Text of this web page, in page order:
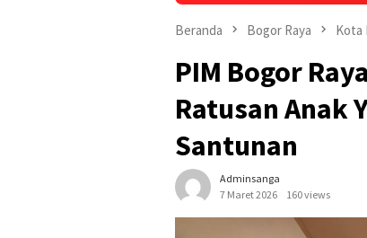
Beranda Bogor Raya Kota
PIM Bogor
Ratusan Anak
Santunan
Adminsanga
7 Maret 2026
160 views